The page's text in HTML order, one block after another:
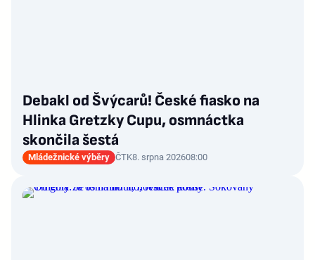
Debakl od Švýcarů! České fiasko na
Hlinka Gretzky Cupu, osmnáctka
skončila šestá
Mládežnické výběry ČTK8. srpna 202608:00